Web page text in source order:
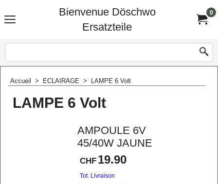
Bienvenue Döschwo
Ersatzteile
0
Accueil > ECLAIRAGE > LAMPE 6 Volt
LAMPE 6 Volt
AMPOULE 6V
45/40W JAUNE
CHF 19.90
Tot. Livraison